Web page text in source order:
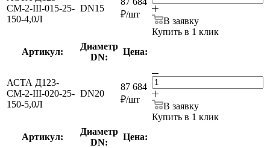
СМ-2-III-015-25-
150-4,0Л
DN15
₽/шт
В заявку
Купить в 1 клик
Артикул:
Диаметр
DN:
Цена:
АСТА Д123-
СМ-2-III-020-25-
150-5,0Л
DN20
87 684
₽/шт
В заявку
Купить в 1 клик
Артикул:
Диаметр
DN:
Цена: